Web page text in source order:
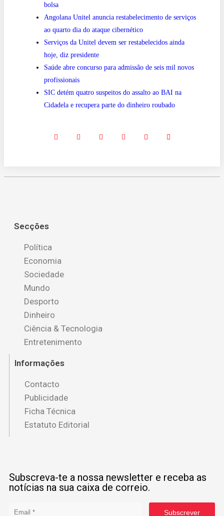
bolsa
Angolana Unitel anuncia restabelecimento de serviços
ao quarto dia do ataque cibernético
Serviços da Unitel devem ser restabelecidos ainda
hoje, diz presidente
Saúde abre concurso para admissão de seis mil novos
profissionais
SIC detém quatro suspeitos do assalto ao BAI na
Cidadela e recupera parte do dinheiro roubado
Secções
Política
Economia
Sociedade
Mundo
Desporto
Dinheiro
Ciência & Tecnologia
Entretenimento
Informações
Contacto
Publicidade
Ficha Técnica
Estatuto Editorial
Subscreva-te a nossa newsletter e receba as
notícias na sua caixa de correio.
Subscrever